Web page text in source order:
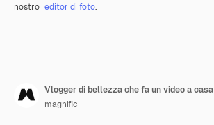
nostro editor di foto.
Vlogger di bellezza che fa un video a casa
magnific